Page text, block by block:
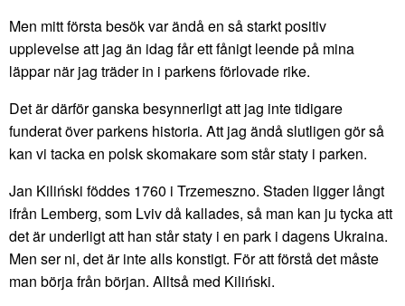
Men mitt första besök var ändå en så starkt positiv
upplevelse att jag än idag får ett fånigt leende på mina
läppar när jag träder in i parkens förlovade rike.
Det är därför ganska besynnerligt att jag inte tidigare
funderat över parkens historia. Att jag ändå slutligen gör så
kan vi tacka en polsk skomakare som står staty i parken.
Jan Kiliński föddes 1760 i Trzemeszno. Staden ligger långt
ifrån Lemberg, som Lviv då kallades, så man kan ju tycka att
det är underligt att han står staty i en park i dagens Ukraina.
Men ser ni, det är inte alls konstigt. För att förstå det måste
man börja från början. Alltså med Kiliński.